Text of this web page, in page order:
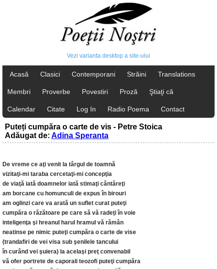
Vezi varianta desktop a site-ului
Acasă Clasici Contemporani Străini Translations
Membri Proverbe Povestiri Proză Ştiaţi că
Calendar Citate Log In Radio Poema Contact
Puteți cumpăra o carte de vis - Petre Stoica
Adăugat de: Adina Speranta
De vreme ce aţi venit la târgul de toamnă
vizitaţi-mi taraba cercetaţi-mi concepţia
de viaţă iată doamnelor iată stimaţi cântăreţi
am borcane cu homunculi de expus în birouri
am oglinzi care va arată un suflet curat puteţi
cumpăra o răzătoare pe care să vă radeţi în voie
inteligenţa şi hreanul harul hramul vă rămân
neatinse pe nimic puteţi cumpăra o carte de vise
(trandafiri de vei visa sub şenilele tancului
în curând vei şuiera) la acelaşi preţ convenabil
vă ofer portrete de caporali teozofi puteţi cumpăra